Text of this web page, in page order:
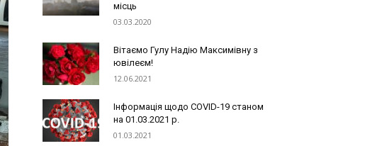
місць
03.03.2020
Вітаємо Гулу Надію Максимівну з
ювілеєм!
12.06.2021
Інформація щодо COVID-19 станом
на 01.03.2021 р.
01.03.2021